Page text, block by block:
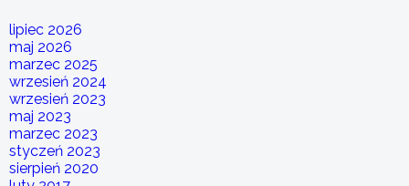
lipiec 2026
maj 2026
marzec 2025
wrzesień 2024
wrzesień 2023
maj 2023
marzec 2023
styczeń 2023
sierpień 2020